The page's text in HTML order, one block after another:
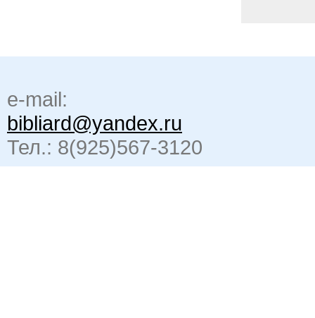
e-mail:
bibliard@yandex.ru
Тел.: 8(925)567-3120